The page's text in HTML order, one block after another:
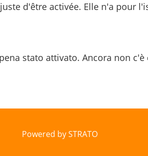
d'être activée. Elle n'a pour
stato attivato. Ancora non
Powered by STRATO